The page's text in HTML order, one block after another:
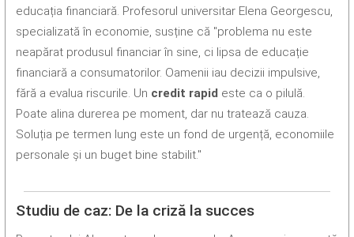
educația financiară. Profesorul universitar Elena Georgescu,
specializată în economie, susține că "problema nu este
neapărat produsul financiar în sine, ci lipsa de educație
financiară a consumatorilor. Oamenii iau decizii impulsive,
fără a evalua riscurile. Un credit rapid este ca o pilulă.
Poate alina durerea pe moment, dar nu tratează cauza.
Soluția pe termen lung este un fond de urgență, economiile
personale și un buget bine stabilit."
Studiu de caz: De la criză la succes